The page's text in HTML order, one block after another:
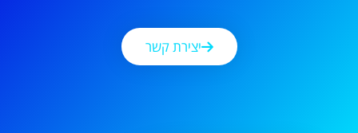
יצירת קשר